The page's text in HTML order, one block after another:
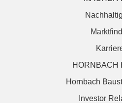
HORNBACH
Hornbach
Investor